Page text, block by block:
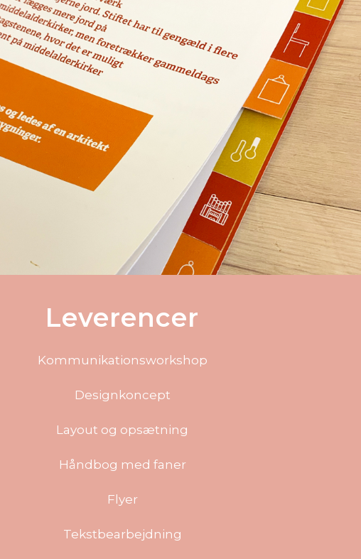
Leverencer
Kommunikationsworkshop
Designkoncept
Layout og opsætning
Håndbog med faner
Flyer
Tekstbearbejdning